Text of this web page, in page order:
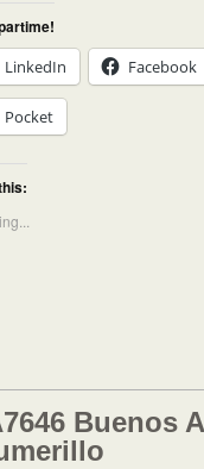
LinkedIn
Facebook
Pocket
Buenos